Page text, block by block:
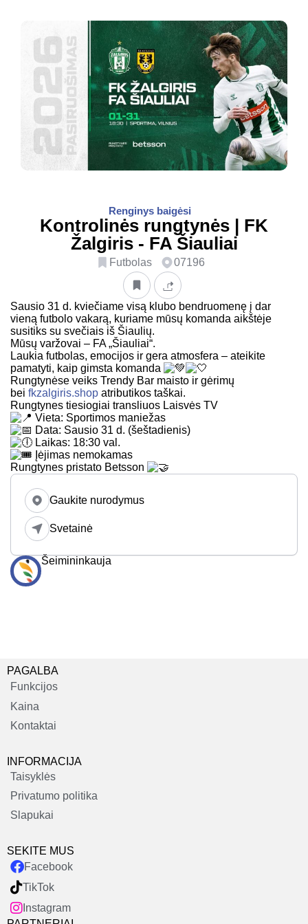
Renginys baigėsi
Kontrolinės rungtynės | FK
Žalgiris - FA Šiauliai
Futbolas 07196
Sausio 31 d. kviečiame visą klubo bendruomenę į dar
vieną futbolo vakarą, kuriame mūsų komanda aikštėje
susitiks su svečiais iš Šiaulių.
Mūsų varžovai – FA „Šiauliai“.
Laukia futbolas, emocijos ir gera atmosfera – ateikite
pamatyti, kaip gimsta komanda
Rungtynėse veiks Trendy Bar maisto ir gėrimų
bei fkzalgiris.shop atributikos taškai.
Rungtynes tiesiogiai transliuos Laisvės TV
Vieta: Sportimos maniežas
Data: Sausio 31 d. (šeštadienis)
Laikas: 18:30 val.
Įėjimas nemokamas
Rungtynes pristato Betsson
Gaukite nurodymus
Svetainė
Šeimininkauja
PAGALBA
Funkcijos
Kaina
Kontaktai
INFORMACIJA
Taisyklės
Privatumo politika
Slapukai
SEKITE MUS
Facebook
TikTok
Instagram